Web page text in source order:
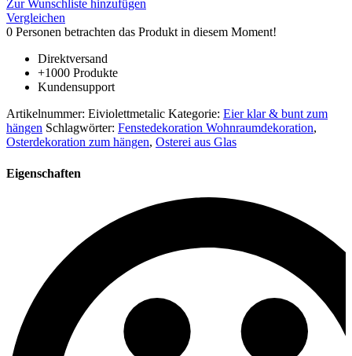
Osterei
zum
aufhängen
Höhe
ca.
5-
cm
mundgeblasen
violett
irisierend
Tia
Zur Wunschliste hinzufügen
Vergleichen
0 Personen betrachten das Produkt in diesem Moment!
Direktversand
+1000 Produkte
Kundensupport
Artikelnummer: Eiviolettmetalic Kategorie: Eier klar & bunt zum
hängen Schlagwörter: Fenstedekoration Wohnraumdekoration,
Osterdekoration zum hängen, Osterei aus Glas
Eigenschaften